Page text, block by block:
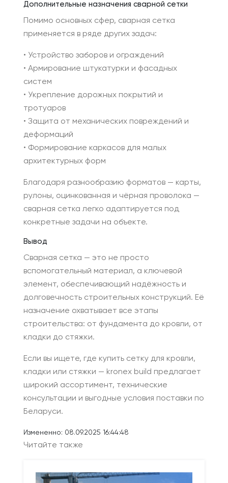
Дополнительные назначения сварной сетки
Помимо основных сфер, сварная сетка
применяется в ряде других задач:
• Устройство заборов и ограждений
• Армирование штукатурки и фасадных
систем
• Укрепление дорожных покрытий и
тротуаров
• Защита от механических повреждений и
деформаций
• Формирование каркасов для малых
архитектурных форм
Благодаря разнообразию форматов — карты,
рулоны, оцинкованная и чёрная проволока —
сварная сетка легко адаптируется под
конкретные задачи на объекте.
Вывод
Сварная сетка — это не просто
вспомогательный материал, а ключевой
элемент, обеспечивающий надёжность и
долговечность строительных конструкций. Её
назначение охватывает все этапы
строительства: от фундамента до кровли, от
кладки до стяжки.
Если вы ищете, где купить сетку для кровли,
кладки или стяжки — kronex build предлагает
широкий ассортимент, технические
консультации и выгодные условия поставки по
Беларуси.
Измененно: 08.09.2025 16:44:48
Читайте также